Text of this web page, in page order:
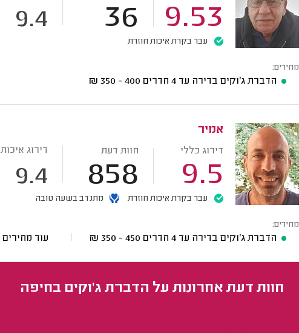
9.53
36
9.4
עבר בקרת איכות חוזרת
מחירים:
הדברת ג'וקים בדירה עד 4 חדרים 400 - 350
₪
אמיר
דירוג כללי
9.5
חוות דעת
858
דירוג איכות
9.4
עבר בקרת איכות חוזרת מתנדב בשעה טובה
מחירים:
הדברת ג'וקים בדירה עד 4 חדרים 450 - 350
₪ עוד מחירים
חוות דעת אחרונות על הדברת ג'וקים בחיפה